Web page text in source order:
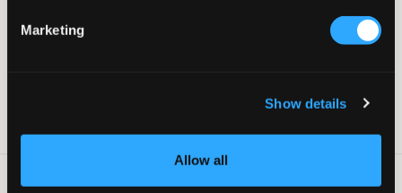
Marketing
Show details
Allow all
Gummizug in der Taille
Verstellbare Taille